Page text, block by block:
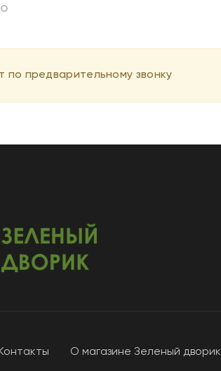
по предварительному звонку
Контакты О магазине Зеленый дворик